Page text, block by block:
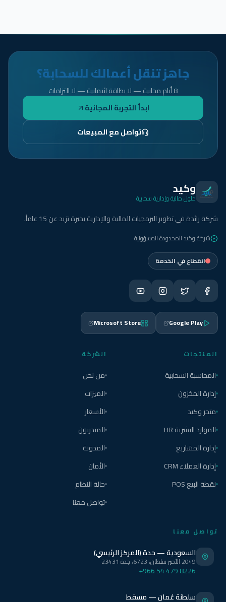
جاهز تنقل أعمالك للسحابة؟
8 أيام مجانية — لا بطاقة ائتمانية — لا التزامات
ابدأ التجربة المجانية
تواصل مع المبيعات
وكيد
حلول مالية وإدارية سحابية
شركة رائدة في تطوير البرمجيات المالية والإدارية بخبرة تزيد عن 15 عاماً.
شركة وكيد المحدودة المسؤولية
انقطاع في الخدمة
Google Play
Microsoft Store
المنتجات
المحاسبة السحابية
إدارة المخزون
متجر وكيد
الموارد البشرية HR
إدارة المشاريع
إدارة العملاء CRM
نقطة البيع POS
الشركة
من نحن
الميزات
الأسعار
المتدربون
المدونة
الأمان
حالة النظام
تواصل معنا
تواصل معنا
السعودية — جدة (المركز الرئيسي)
2049 الأمير سلطان، 6723، جدة 23431
+966 54 479 8226
سلطنة عُمان — مسقط